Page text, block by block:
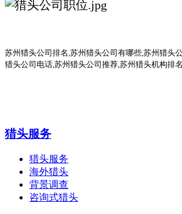
苏州猎头公司排名 苏州猎头公司有哪些 ,苏州猎头
猎头公司电话 苏州猎头公司推荐 ,苏州猎头机构排
猎头服务
猎头服务
海外猎头
背景调查
咨询式猎头